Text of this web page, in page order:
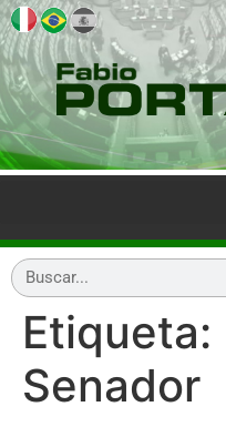
Etiqueta:
Senador